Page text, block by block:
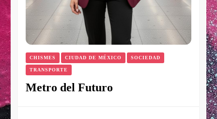
CHISMES CIUDAD DE MÉXICO SOCIEDAD
TRANSPORTE
Metro del Futuro